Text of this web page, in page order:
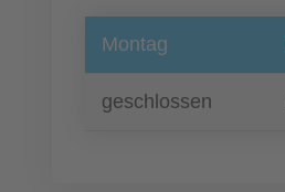
Montag
geschlossen